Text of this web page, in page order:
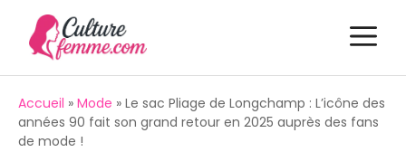
contenu
Accueil » Mode » Le sac Pliage de Longchamp : L’icône des
années 90 fait son grand retour en 2025 auprès des fans
de mode !